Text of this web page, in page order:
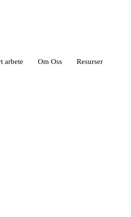
arbete Om Oss Resurser